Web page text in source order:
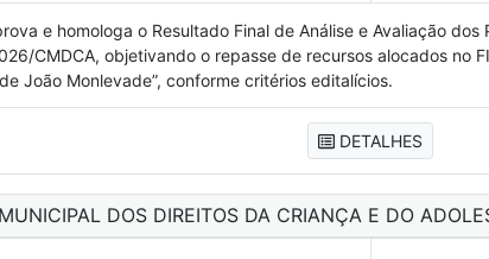
e homologa o Resultado Final de Análise e Avaliação
CMDCA, objetivando o repasse de recursos alocados no
João Monlevade”, conforme critérios editalícios.
DETALHES
MUNICIPAL DOS DIREITOS DA CRIANÇA E DO